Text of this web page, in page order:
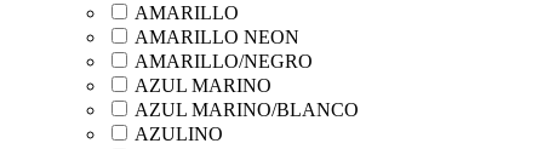
AMARILLO
AMARILLO NEON
AMARILLO/NEGRO
AZUL MARINO
AZUL MARINO/BLANCO
AZULINO